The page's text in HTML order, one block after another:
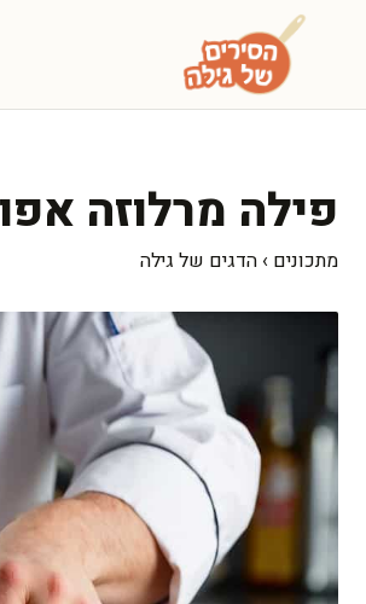
פילה מרלוזה
מתכונים › הדגים של גילה